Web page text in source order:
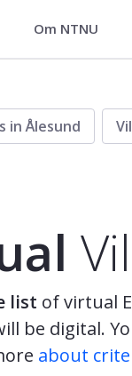
Om NTNU
in Ålesund
list of virtual
be digital.
about